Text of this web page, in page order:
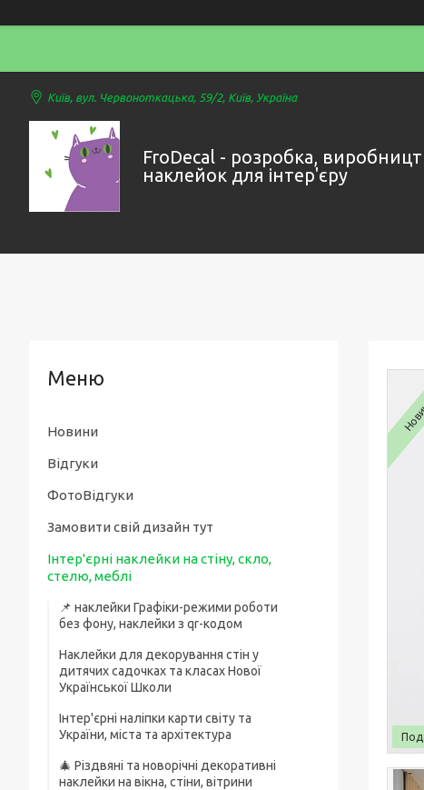
Київ, вул. Червоноткацька, 59/2, Київ, Україна
FroDecal - розробка,
наклейок для інтер'єру
Новини
Відгуки
ФотоВідгуки
Замовити свій дизайн тут
Інтер'єрні наклейки на стіну, скло,
стелю, меблі
📌 наклейки Графіки-режими роботи
без фону, наклейки з qr-кодом
Наклейки для декорування стін у
дитячих садочках та класах Нової
Української Школи
Інтер'єрні наліпки карти світу та
України, міста та архітектура
🎄 Різдвяні та новорічні декоративні
наклейки на вікна, стіни, вітрини